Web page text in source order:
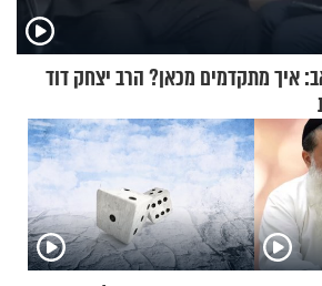
איך מתקדמים מכאן? הרב יצחק דוד